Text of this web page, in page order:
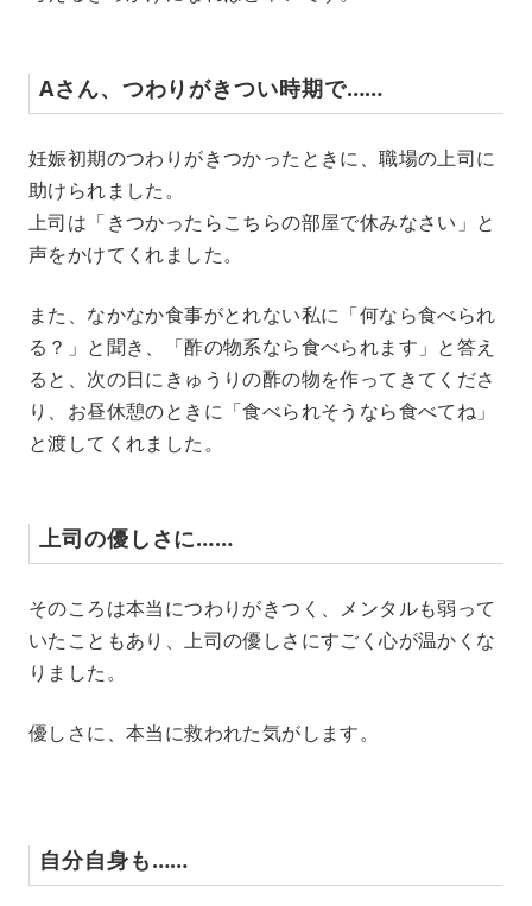
Aさん、つわりがきつい時期で……
妊娠初期のつわりがきつかったときに、職場の上司に
助けられました。
上司は「きつかったらこちらの部屋で休みなさい」と
声をかけてくれました。
また、なかなか食事がとれない私に「何なら食べられ
る？」と聞き、「酢の物系なら食べられます」と答え
ると、次の日にきゅうりの酢の物を作ってきてくださ
り、お昼休憩のときに「食べられそうなら食べてね」
と渡してくれました。
上司の優しさに……
そのころは本当につわりがきつく、メンタルも弱って
いたこともあり、上司の優しさにすごく心が温かくな
りました。
優しさに、本当に救われた気がします。
自分自身も……